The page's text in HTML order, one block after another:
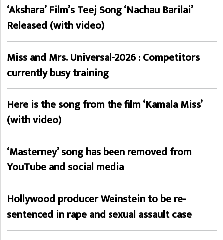
‘Akshara’ Film’s Teej Song ‘Nachau Barilai’
Released (with video)
Miss and Mrs. Universal-2026 : Competitors
currently busy training
Here is the song from the film ‘Kamala Miss’
(with video)
‘Masterney’ song has been removed from
YouTube and social media
Hollywood producer Weinstein to be re-
sentenced in rape and sexual assault case